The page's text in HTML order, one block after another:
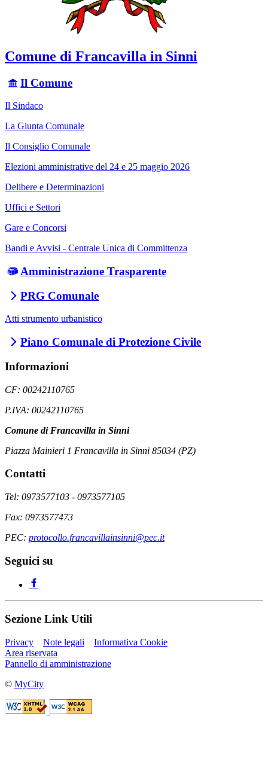
Comune di Francavilla in Sinni
Il Comune
Il Sindaco
La Giunta Comunale
Il Consiglio Comunale
Elezioni amministrative del 24 e 25 maggio 2026
Delibere e Determinazioni
Uffici e Settori
Gare e Concorsi
Bandi e Avvisi - Centrale Unica di Committenza
Amministrazione Trasparente
PRG Comunale
Atti strumento urbanistico
Piano Comunale di Protezione Civile
Informazioni
CF: 00242110765
P.IVA: 00242110765
Comune di Francavilla in Sinni
Piazza Mainieri 1 Francavilla in Sinni 85034 (PZ)
Contatti
Tel: 0973577103 - 0973577105
Fax: 0973577473
PEC: protocollo.francavillainsinni@pec.it
Seguici su
Sezione Link Utili
Privacy Note legali
Informativa Cookie
Area riservata
Pannello di amministrazione
© MyCity